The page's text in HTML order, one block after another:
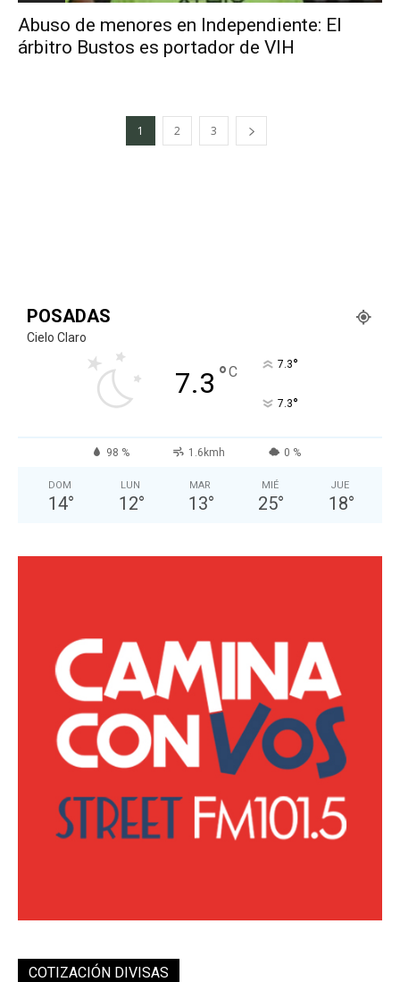
Abuso de menores en Independiente: El
árbitro Bustos es portador de VIH
1 2 3
POSADAS
Cielo Claro
7.3 °C 7.3°
7.3°
98 % 1.6kmh 0 %
DOM
14°
LUN
12°
MAR
13°
MIÉ
25°
JUE
18°
COTIZACIÓN DIVISAS